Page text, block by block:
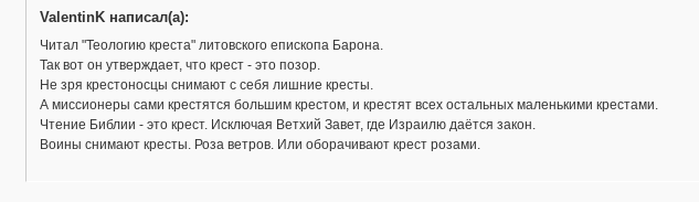
ValentinK написал(а):
Читал "Теологию креста" литовского епископа Барона.
Так вот он утверждает, что крест - это позор.
Не зря крестоносцы снимают с себя лишние кресты.
А миссионеры сами крестятся большим крестом, и крестят всех остальных маленькими крестами.
Чтение Библии - это крест. Исключая Ветхий Завет, где Израилю даётся закон.
Воины снимают кресты. Роза ветров. Или оборачивают крест розами.